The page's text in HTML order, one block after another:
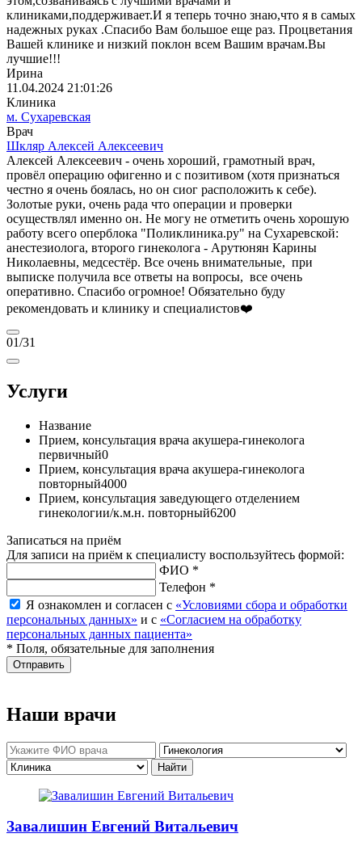
клиниками,поддерживает.И я теперь точно знаю,что я в самых
надежных руках .Спасибо Вам большое еще раз. Процветания
Вашей клинике и низкий поклон всем Вашим врачам.Вы
лучшие!!!
Ирина
11.04.2024 21:01:26
Клиника
м. Сухаревская
Врач
Шкляр Алексей Алексеевич
Алексей Алексеевич - очень хороший, грамотный врач,
провёл операцию офигенно и с позитивом (хотя признаться
честно я очень боялась, но он сиог расположить к себе).
Золотые руки, очень рада что операции и проверки
осуществлял именно он. Не могу не отметить очень хорошую
работу всего оперблока "Поликлиника.ру" на Сухаревской:
анестезиолога, второго гинеколога - Арутюнян Карины
Николаевны, медсестёр. Все очень внимательные, при
выписке получила все ответы на вопросы, все очень
оперативно. Спасибо огромное! Обязательно буду
рекомендовать и клинику и специалистов❤️
01/31
Услуги
Название
Прием, консультация врача акушера-гинеколога
первичный0
Прием, консультация врача акушера-гинеколога
повторный4000
Прием, консультация заведующего отделением
гинекологии/к.м.н. повторный6200
Записаться на приём
Для записи на приём к специалисту воспользуйтесь формой:
ФИО *
Телефон *
Я ознакомлен и согласен с «Условиями сбора и обработки
персональных данных» и с «Согласием на обработку
персональных данных пациента»
* Поля, обязательные для заполнения
Отправить
Наши врачи
Завалишин Евгений Витальевич